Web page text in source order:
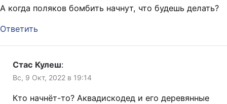
А когда поляков бомбить начнут, что будешь делать?
Ответить
Стас Кулеш:
Вс, 9 Окт, 2022 в 19:14
Кто начнёт-то? Аквадискодед и его деревянные